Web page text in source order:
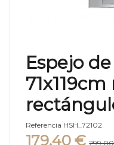
Espejo
Referencia HSH_72102
179,40 €